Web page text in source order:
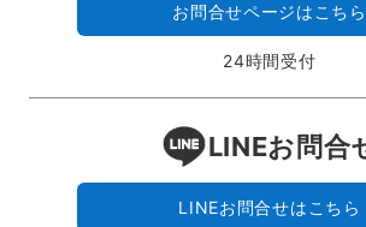
お問合せページはこちら
24時間受付
LINEお問合
LINEお問合せはこちら